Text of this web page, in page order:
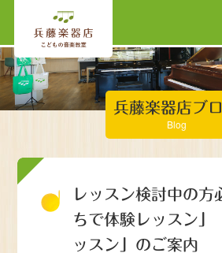
兵藤楽器店ブ
Blog
レッスン検討中の方
ちで体験レッスン」
ッスン」のご案内